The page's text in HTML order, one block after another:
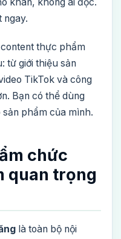
ngay.
thực phẩm
từ giới thiệu sản
TikTok và công
Bạn có thể dùng
phẩm của mình.
chức
quan trọng
là toàn bộ nội